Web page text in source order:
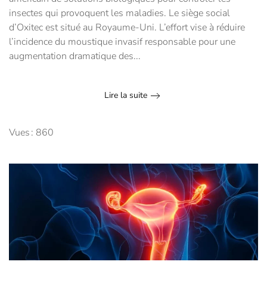
insectes qui provoquent les maladies. Le siège social
d’Oxitec est situé au Royaume-Uni. L’effort vise à réduire
l’incidence du moustique invasif responsable pour une
augmentation dramatique des...
Lire la suite
Vues : 860